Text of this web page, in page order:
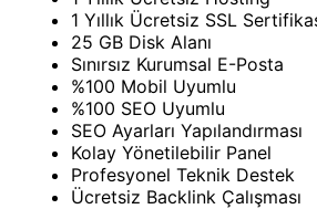
1 Yıllık Ücretsiz SSL
25 GB Disk Alanı
Sınırsız Kurumsal E-Posta
%100 Mobil Uyumlu
%100 SEO Uyumlu
SEO Ayarları Yapılandırması
Kolay Yönetilebilir Panel
Profesyonel Teknik Destek
Ücretsiz Backlink Çalışması